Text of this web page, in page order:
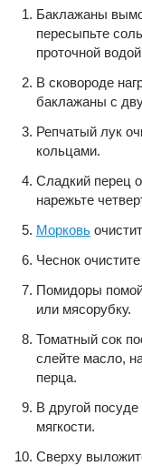
Баклажаны
пересыпьте
проточной
В сковороде
баклажаны с
Репчатый лук
кольцами.
Сладкий перец
нарежьте
Морковь
Чеснок
Помидоры
или мясорубку.
Томатный сок
слейте масло,
перца.
В другой
мягкости.
Сверху